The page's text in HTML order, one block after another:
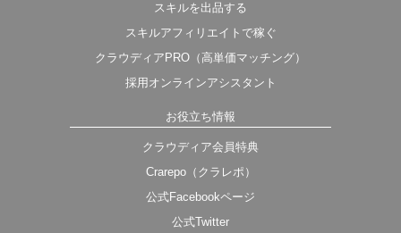
スキルを出品する
スキルアフィリエイトで稼ぐ
クラウディアPRO（高単価マッチング）
採用オンラインアシスタント
お役立ち情報
クラウディア会員特典
Crarepo（クラレポ）
公式Facebookページ
公式Twitter